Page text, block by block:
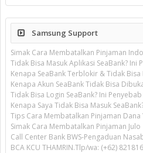
Samsung Support
Simak Cara Membatalkan Pinjaman
Tidak Bisa Masuk Aplikasi SeaBank? Ini
Kenapa SeaBank Terblokir & Tidak Bisa
Kenapa Akun SeaBank Tidak Bisa
Tidak Bisa Login SeaBank? Ini
Kenapa Saya Tidak Bisa Masuk
Tips Cara Membatalkan Pinjaman Dana
Simak Cara Membatalkan Pinjaman Julo
Call Center Bank BWS-Pengaduan
BCA KCU THAMRIN.Tlp/wa: (+62)